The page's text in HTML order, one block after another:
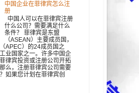
中国企业在菲律宾怎么注
册
中国人可以在菲律宾注册
什么公司？需要满足什么
条件？ 菲律宾是东盟
（ASEAN）主要成员国，
APEC）的24成员国之
业国家之一。许多中国企
律宾投资或注册公司开拓
么，注册菲律宾公司需要
如果您计划在菲律宾创